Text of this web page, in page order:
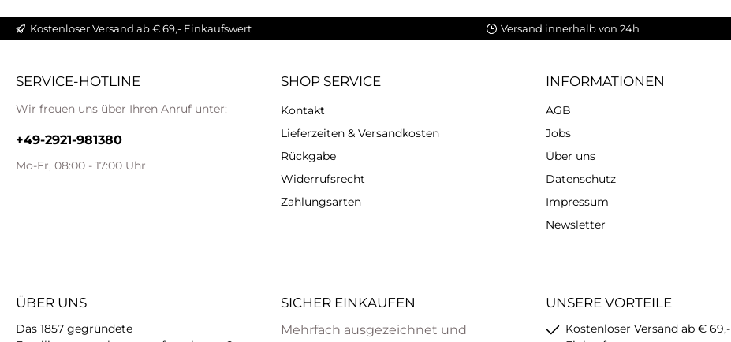
Kostenloser Versand ab € 69,- Einkaufswert Versand innerhalb von 24h
SERVICE-HOTLINE
Wir freuen uns über Ihren Anruf unter:
+49-2921-981380
Mo-Fr, 08:00 - 17:00 Uhr
SHOP SERVICE
Kontakt
Lieferzeiten & Versandkosten
Rückgabe
Widerrufsrecht
Zahlungsarten
INFORMATIONEN
AGB
Jobs
Über uns
Datenschutz
Impressum
Newsletter
ÜBER UNS
Das 1857 gegründete
SICHER EINKAUFEN
Mehrfach ausgezeichnet und
UNSERE VORTEILE
Kostenloser Versand ab € 69,-